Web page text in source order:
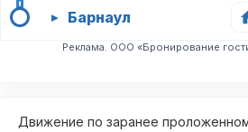
▸ Барнаул
Реклама. ООО «Бронирование
Движение по заранее